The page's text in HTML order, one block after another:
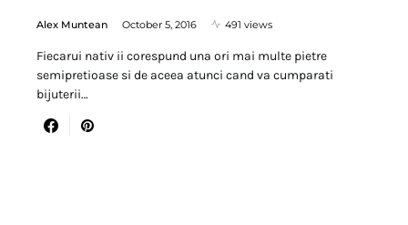
Alex Muntean October 5, 2016 491 views
Fiecarui nativ ii corespund una ori mai multe pietre
semipretioase si de aceea atunci cand va cumparati
bijuterii…